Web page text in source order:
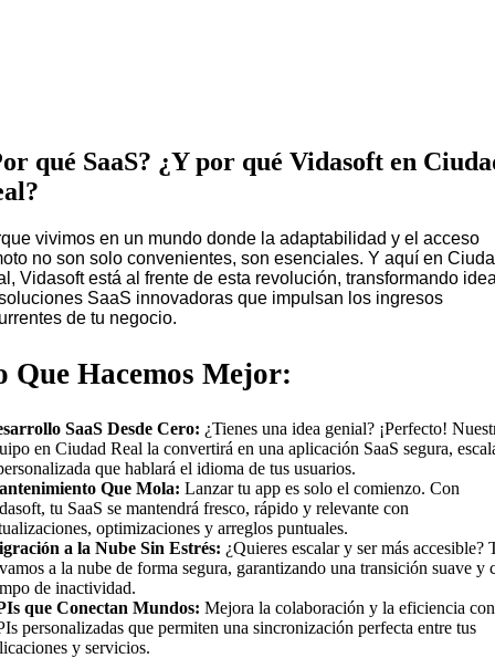
qué SaaS? ¿Y por qué Vidasoft en
vivimos en un mundo donde la adaptabilidad y el acceso
no son solo convenientes, son esenciales. Y aquí en
Vidasoft está al frente de esta revolución, transformando
SaaS innovadoras que impulsan los ingresos
de tu negocio.
Que Hacemos Mejor:
SaaS Desde Cero: ¿Tienes una idea genial? ¡Perfecto!
en Ciudad Real la convertirá en una aplicación SaaS segura,
que hablará el idioma de tus usuarios.
Que Mola: Lanzar tu app es solo el comienzo. Con
tu SaaS se mantendrá fresco, rápido y relevante con
optimizaciones y arreglos puntuales.
a la Nube Sin Estrés: ¿Quieres escalar y ser más accesible?
a la nube de forma segura, garantizando una transición suave y
de inactividad.
que Conectan Mundos: Mejora la colaboración y la eficiencia con
personalizadas que permiten una sincronización perfecta entre tus
y servicios.